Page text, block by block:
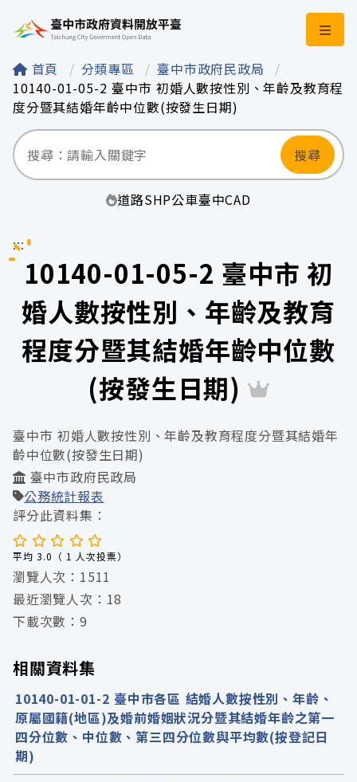
臺中市政府資料開
首頁 分類專區
臺中市政府民政局
10140-01-05-2 臺中市 初婚人數按性別、年齡及教育程
度分暨其結婚年齡中位數(按發生日期)
搜尋
道路SHP公車臺中CAD
:::
10140-01-05-2 臺中市 初
婚人數按性別、年齡及教育
程度分暨其結婚年齡中位數
(按發生日期)
臺中市 初婚人數按性別、年齡及教育程度分暨其結婚年
齡中位數(按發生日期)
臺中市政府民政局
公務統計報表
評分此資料集：
平均 3.0（ 1 人次投票）
瀏覽人次：1511
最近瀏覽人次：18
下載次數：9
相關資料集
10140-01-01-2 臺中市各區 結婚人數按性別、年齡、
原屬國籍(地區)及婚前婚姻狀況分暨其結婚年齡之第一
四分位數、中位數、第三四分位數與平均數(按登記日
期)